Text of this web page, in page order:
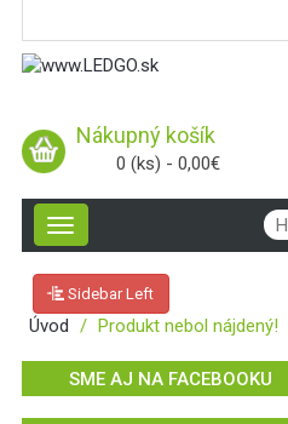
Nákupný košík
0 (ks) - 0,00€
Toggle
navigation
Sidebar Left
Úvod Produkt nebol nájdený!
SME AJ NA FACEBOOKU